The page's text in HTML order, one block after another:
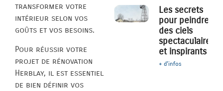
transformer votre
intérieur selon vos
goûts et vos besoins.
Pour réussir votre
projet de rénovation
Herblay, il est essentiel
de bien définir vos
Les secrets
pour peindre
des ciels
spectaculaires
et inspirants
+ d'infos